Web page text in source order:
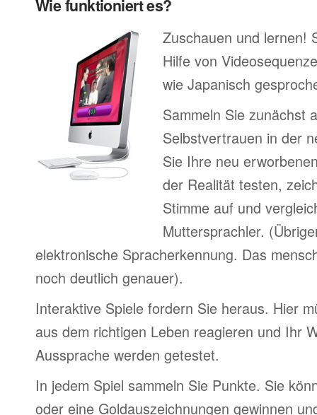
Wie funktioniert es?
Zuschauen und lernen!
Hilfe von
wie Japanisch
Sammeln Sie zunächst
Selbstvertrauen in der
Sie Ihre neu
der Realität testen,
Stimme auf und
Muttersprachler.
elektronische Spracherkennung. Das
noch deutlich genauer).
Interaktive Spiele fordern Sie heraus. Hier
aus dem richtigen Leben reagieren und Ihr
Aussprache werden getestet.
In jedem Spiel sammeln Sie Punkte. Sie
oder eine Goldauszeichnungen gewinnen